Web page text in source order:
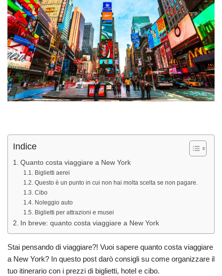
Indice
Quanto costa viaggiare a New York
Biglietti aerei
Questo è un punto in cui non hai molta scelta se non pagare.
Cibo
Noleggio auto
Biglietti per attrazioni e musei
In breve: quanto costa viaggiare a New York
Stai pensando di viaggiare?! Vuoi sapere quanto costa viaggiare
a New York? In questo post darò consigli su come organizzare il
tuo itinerario con i prezzi di biglietti, hotel e cibo.